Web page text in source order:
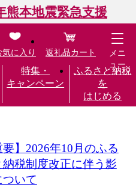
熊本地震緊急支援
特集・
キャンペーン
ふるさと納税
を
はじめる
気に入り 返礼品カート
メニ
ュー
要】2026年10月のふる
納税制度改正に伴う影
ついて